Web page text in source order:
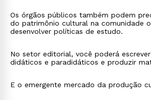
Os órgãos públicos também podem
do patrimônio cultural na comunidade
desenvolver políticas de estudo.
No setor editorial, você poderá
didáticos e paradidáticos e produzir
E o emergente mercado da produção